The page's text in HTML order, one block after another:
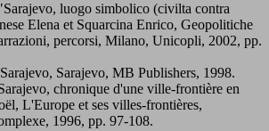
luogo simbolico (civilta contra
Elena et Squarcina Enrico, Geopolitiche
percorsi, Milano, Unicopli, 2002, pp.
Sarajevo, MB Publishers, 1998.
chronique d'une ville-frontière en
L'Europe et ses villes-frontières,
1996, pp. 97-108.